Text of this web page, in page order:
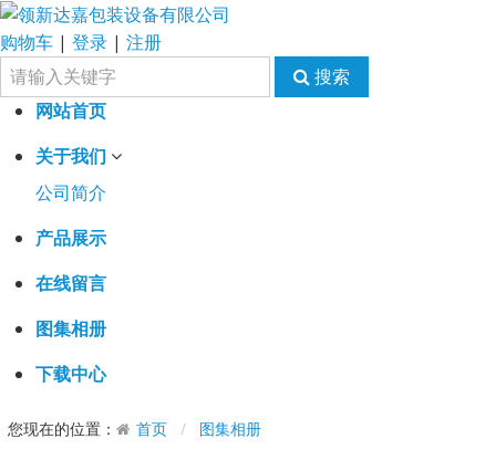
购物车 | 登录 | 注册
搜索
网站首页
关于我们
公司简介
产品展示
在线留言
图集相册
下载中心
您现在的位置： 首页 图集相册